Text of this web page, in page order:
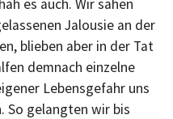
es auch. Wir sahen
Jalousie an der
blieben aber in der Tat
demnach einzelne
Lebensgefahr uns
So gelangten wir bis